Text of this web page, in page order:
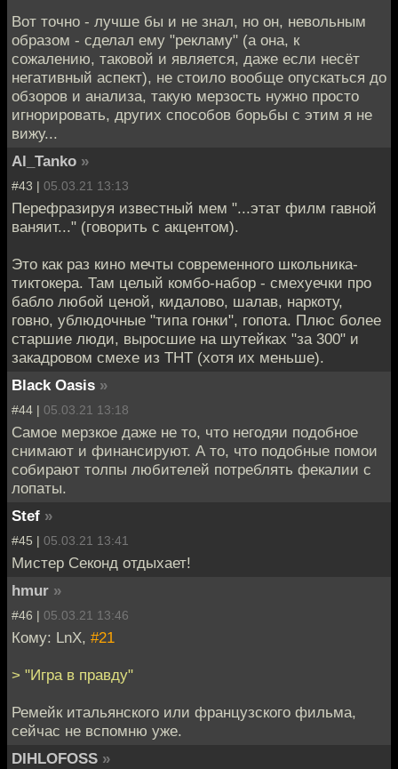
Вот точно - лучше бы и не знал, но он, невольным
образом - сделал ему "рекламу" (а она, к
сожалению, таковой и является, даже если несёт
негативный аспект), не стоило вообще опускаться до
обзоров и анализа, такую мерзость нужно просто
игнорировать, других способов борьбы с этим я не
вижу...
Al_Tanko »
#43 | 05.03.21 13:13
Перефразируя известный мем "...этат филм гавной
ваняит..." (говорить с акцентом).
Это как раз кино мечты современного школьника-
тиктокера. Там целый комбо-набор - смехуечки про
бабло любой ценой, кидалово, шалав, наркоту,
говно, ублюдочные "типа гонки", гопота. Плюс более
старшие люди, выросшие на шутейках "за 300" и
закадровом смехе из ТНТ (хотя их меньше).
Black Oasis »
#44 | 05.03.21 13:18
Самое мерзкое даже не то, что негодяи подобное
снимают и финансируют. А то, что подобные помои
собирают толпы любителей потреблять фекалии с
лопаты.
Stef »
#45 | 05.03.21 13:41
Мистер Секонд отдыхает!
hmur »
#46 | 05.03.21 13:46
Кому: LnX, #21
> "Игра в правду"
Ремейк итальянского или французского фильма,
сейчас не вспомню уже.
DIHLOFOSS »